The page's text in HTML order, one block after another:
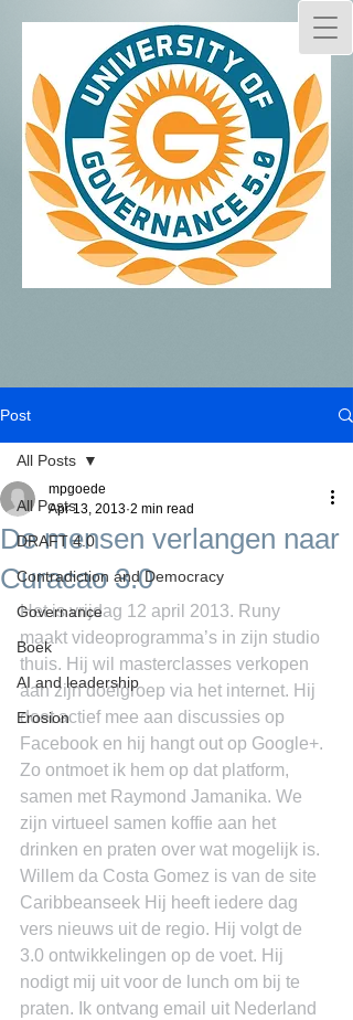
Post
All Posts
DRAFT 4.0
Contradiction and Democracy
Governance
Boek
AI and leadership
Erosion
All Posts
De mensen verlangen naar
Curacao 3.0
mpgoede
Apr 13, 2013 2 min read
Het is vrijdag 12 april 2013. Runy
maakt videoprogramma’s in zijn studio
thuis. Hij wil masterclasses verkopen
aan zijn doelgroep via het internet. Hij
doet actief mee aan discussies op
Facebook en hij hangt out op Google+.
Zo ontmoet ik hem op dat platform,
samen met Raymond Jamanika. We
zijn virtueel samen koffie aan het
drinken en praten over wat mogelijk is.
Willem da Costa Gomez is van de site
Caribbeanseek Hij heeft iedere dag
vers nieuws uit de regio. Hij volgt de
3.0 ontwikkelingen op de voet. Hij
nodigt mij uit voor de lunch om bij te
praten. Ik ontvang email uit Nederland